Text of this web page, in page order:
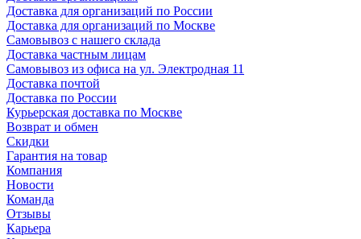
Доставка для организаций по России
Доставка для организаций по Москве
Самовывоз с нашего склада
Доставка частным лицам
Самовывоз из офиса на ул. Электродная 11
Доставка почтой
Доставка по России
Курьерская доставка по Москве
Возврат и обмен
Скидки
Гарантия на товар
Компания
Новости
Команда
Отзывы
Карьера